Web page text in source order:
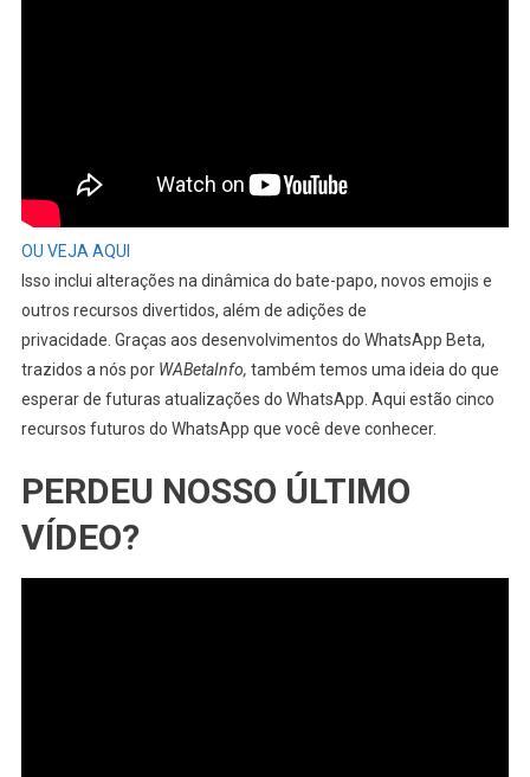
OU VEJA AQUI
Isso inclui alterações na dinâmica do bate-papo, novos emojis e
outros recursos divertidos, além de adições de
privacidade. Graças aos desenvolvimentos do WhatsApp Beta,
trazidos a nós por WABetaInfo, também temos uma ideia do que
esperar de futuras atualizações do WhatsApp. Aqui estão cinco
recursos futuros do WhatsApp que você deve conhecer.
PERDEU NOSSO ÚLTIMO
VÍDEO?